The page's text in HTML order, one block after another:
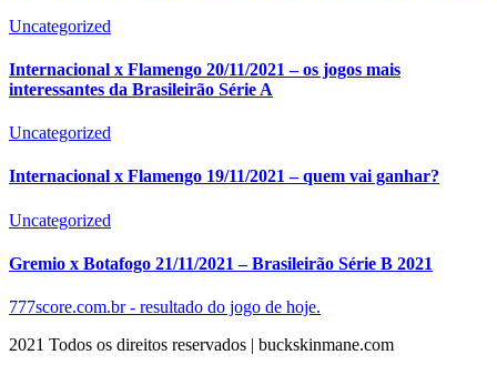
Uncategorized
Internacional x Flamengo 20/11/2021 – os jogos mais
interessantes da Brasileirão Série A
Uncategorized
Internacional x Flamengo 19/11/2021 – quem vai ganhar?
Uncategorized
Gremio x Botafogo 21/11/2021 – Brasileirão Série B 2021
777score.com.br - resultado do jogo de hoje.
2021 Todos os direitos reservados | buckskinmane.com